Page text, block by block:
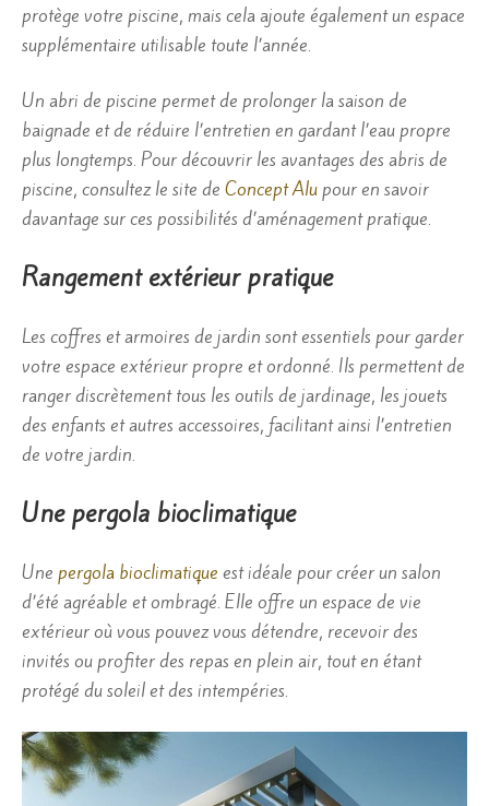
protège votre piscine, mais cela ajoute également un espace
supplémentaire utilisable toute l’année.
Un abri de piscine permet de prolonger la saison de
baignade et de réduire l’entretien en gardant l’eau propre
plus longtemps. Pour découvrir les avantages des abris de
piscine, consultez le site de Concept Alupour en savoir
davantage sur ces possibilités d’aménagement pratique.
Rangement extérieur pratique
Les coffres et armoires de jardin sont essentiels pour garder
votre espace extérieur propre et ordonné. Ils permettent de
ranger discrètement tous les outils de jardinage, les jouets
des enfants et autres accessoires, facilitant ainsi l’entretien
de votre jardin.
Une pergola bioclimatique
Une pergola bioclimatique est idéale pour créer un salon
d’été agréable et ombragé. Elle offre un espace de vie
extérieur où vous pouvez vous détendre, recevoir des
invités ou profiter des repas en plein air, tout en étant
protégé du soleil et des intempéries.